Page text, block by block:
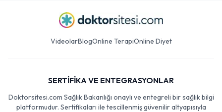
VideolarBlogOnline TerapiOnline Diyet
SERTİFİKA VE ENTEGRASYONLAR
Doktorsitesi.com Sağlık Bakanlığı onaylı ve entegreli bir sağlık bilgi
platformudur. Sertifikaları ile tescillenmiş güvenilir altyapısıyla